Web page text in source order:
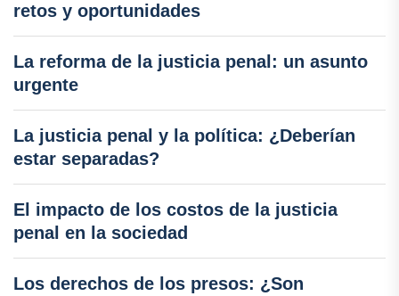
retos y oportunidades
La reforma de la justicia penal: un asunto
urgente
La justicia penal y la política: ¿Deberían
estar separadas?
El impacto de los costos de la justicia
penal en la sociedad
Los derechos de los presos: ¿Son